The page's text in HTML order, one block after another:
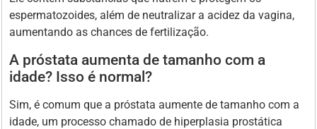
espermatozoides, além de neutralizar a acidez da vagina,
aumentando as chances de fertilização.
A próstata aumenta de tamanho com a
idade? Isso é normal?
Sim, é comum que a próstata aumente de tamanho com a
idade, um processo chamado de hiperplasia prostática